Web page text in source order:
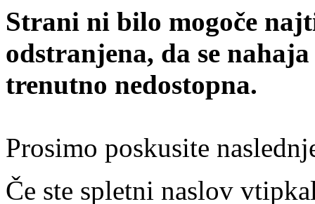
Strani ni bilo mogoče
odstranjena, da se
trenutno nedostopna.
Prosimo poskusite
Če ste spletni naslov